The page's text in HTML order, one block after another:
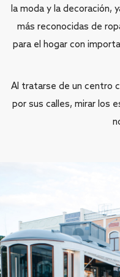
la moda y la decoración,
más reconocidas de
para el hogar con
Al tratarse de un centro
por sus calles, mirar los